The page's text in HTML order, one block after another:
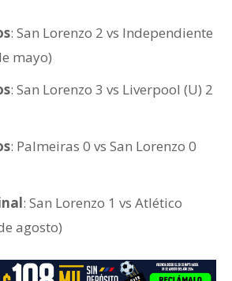
: San Lorenzo 2 vs Independiente
mayo)
: San Lorenzo 3 vs Liverpool (U) 2
: Palmeiras 0 vs San Lorenzo 0
: San Lorenzo 1 vs Atlético
agosto)